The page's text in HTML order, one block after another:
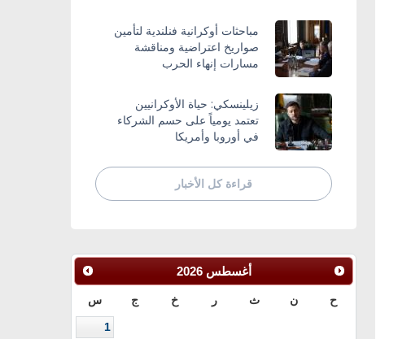
مباحثات أوكرانية فنلندية لتأمين
صواريخ اعتراضية ومناقشة
مسارات إنهاء الحرب
زيلينسكي: حياة الأوكرانيين
تعتمد يومياً على حسم الشركاء
في أوروبا وأمريكا
قراءة كل الأخبار
أغسطس 2026
ح ن ث ر خ ج س
1